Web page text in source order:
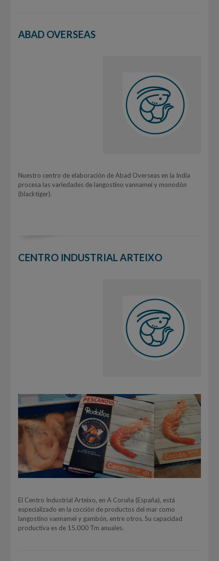
ABAD OVERSEAS
Nuestro centro de elaboración de Abad Overseas en la India
procesa las variedades de langostino vannamei y monodón
(blacktiger).
CENTRO INDUSTRIAL ARTEIXO
El Centro Industrial Arteixo, en A Coruña (España), está
especializado en la cocción de productos del mar como
langostino vannamei y gambón, entre otros. Su capacidad
productiva es de 15.000 Tm anuales.